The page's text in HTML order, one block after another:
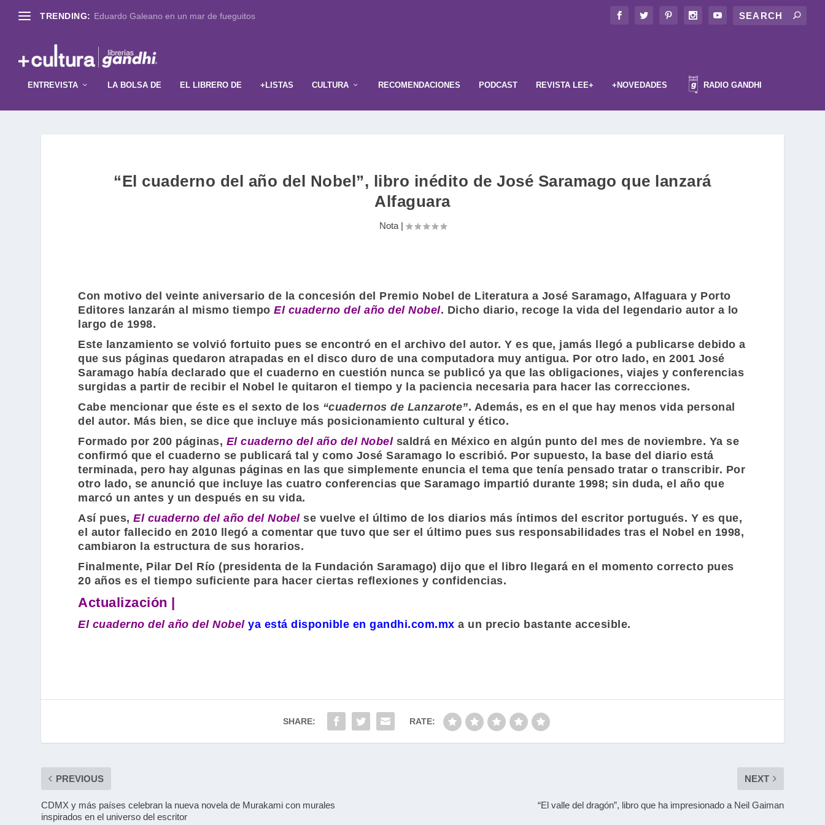
TRENDING: Eduardo Galeano en un mar de fueguitos
ENTREVISTA LA BOLSA DE EL LIBRERO DE +LISTAS CULTURA RECOMENDACIONES PODCAST REVISTA LEE+ +NOVEDADES RADIO GANDHI
“El cuaderno del año del Nobel”, libro inédito de José Saramago que lanzará
Alfaguara
Nota|
Con motivo del veinte aniversario de la concesión del Premio Nobel de Literatura a José Saramago, Alfaguara y Porto
Editores lanzarán al mismo tiempoEl cuaderno del año del Nobel. Dicho diario, recoge la vida del legendario autor a lo
largo de 1998.
Este lanzamiento se volvió fortuito pues se encontró en el archivo del autor. Y es que, jamás llegó a publicarse debido a
que sus páginas quedaron atrapadas en el disco duro de una computadora muy antigua. Por otro lado, en 2001 José
Saramago había declarado que el cuaderno en cuestión nunca se publicó ya que las obligaciones, viajes y conferencias
surgidas a partir de recibir el Nobel le quitaron el tiempo y la paciencia necesaria para hacer las correcciones.
Cabe mencionar que éste es el sexto de los “cuadernos de Lanzarote”. Además, es en el que hay menos vida personal
del autor. Más bien, se dice que incluye más posicionamiento cultural y ético.
Formado por 200 páginas, El cuaderno del año del Nobelsaldrá en México en algún punto del mes de noviembre. Ya se
confirmó que el cuaderno se publicará tal y como José Saramago lo escribió. Por supuesto, la base del diario está
terminada, pero hay algunas páginas en las que simplemente enuncia el tema que tenía pensado tratar o transcribir. Por
otro lado, se anunció que incluye las cuatro conferencias queSaramago impartió durante 1998; sin duda, el año que
marcó un antes y un después en su vida.
Así pues,El cuaderno del año del Nobel se vuelve el último de los diarios más íntimos del escritor portugués. Y es que,
el autor fallecido en 2010 llegó a comentar que tuvo que ser el último pues sus responsabilidades tras el Nobel en 1998,
cambiaron la estructura de sus horarios.
Finalmente, Pilar Del Río (presidenta de la Fundación Saramago) dijo que el libro llegará en el momento correcto pues
20 años es el tiempo suficiente para hacer ciertas reflexiones y confidencias.
Actualización |
El cuaderno del año del Nobel ya está disponible en gandhi.com.mx a un precio bastante accesible.
SHARE: RATE:
PREVIOUS
CDMX y más países celebran la nueva novela de Murakami con murales
inspirados en el universo del escritor
NEXT
“El valle del dragón”, libro que ha impresionado a Neil Gaiman